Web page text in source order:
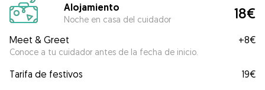
Alojamiento
Noche en casa del cuidador 18€
Meet & Greet
Conoce a tu cuidador antes de la fecha de inicio.
+8€
Tarifa de festivos
19€